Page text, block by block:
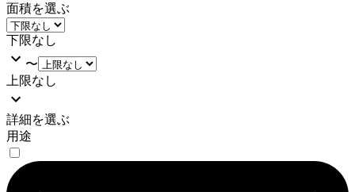
面積を選ぶ
下限なし
〜
上限なし
詳細を選ぶ
用途